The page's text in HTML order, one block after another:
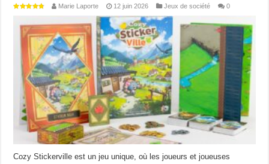
Marie Laporte 12 juin 2026 Jeux de société 0
Cozy Stickerville est un jeu unique, où les joueurs et joueuses